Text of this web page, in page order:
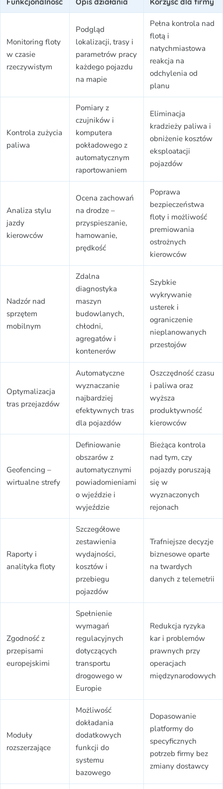
Funkcjonalność Opis działania Korzyść dla firmy
Monitoring floty
w czasie
rzeczywistym
Podgląd
lokalizacji, trasy i
parametrów pracy
każdego pojazdu
na mapie
Pełna kontrola nad
flotą i
natychmiastowa
reakcja na
odchylenia od
planu
Kontrola zużycia
paliwa
Pomiary z
czujników i
komputera
pokładowego z
automatycznym
raportowaniem
Eliminacja
kradzieży paliwa i
obniżenie kosztów
eksploatacji
pojazdów
Analiza stylu
jazdy
kierowców
Ocena zachowań
na drodze –
przyspieszanie,
hamowanie,
prędkość
Poprawa
bezpieczeństwa
floty i możliwość
premiowania
ostrożnych
kierowców
Nadzór nad
sprzętem
mobilnym
Zdalna
diagnostyka
maszyn
budowlanych,
chłodni,
agregatów i
kontenerów
Szybkie
wykrywanie
usterek i
ograniczenie
nieplanowanych
przestojów
Optymalizacja
tras przejazdów
Automatyczne
wyznaczanie
najbardziej
efektywnych tras
dla pojazdów
Oszczędność czasu
i paliwa oraz
wyższa
produktywność
kierowców
Geofencing –
wirtualne strefy
Definiowanie
obszarów z
automatycznymi
powiadomieniami
o wjeździe i
wyjeździe
Bieżąca kontrola
nad tym, czy
pojazdy poruszają
się w
wyznaczonych
rejonach
Raporty i
analityka floty
Szczegółowe
zestawienia
wydajności,
kosztów i
przebiegu
pojazdów
Trafniejsze decyzje
biznesowe oparte
na twardych
danych z telemetrii
Zgodność z
przepisami
europejskimi
Spełnienie
wymagań
regulacyjnych
dotyczących
transportu
drogowego w
Europie
Redukcja ryzyka
kar i problemów
prawnych przy
operacjach
międzynarodowych
Moduły
rozszerzające
Możliwość
dokładania
dodatkowych
funkcji do
systemu
bazowego
Dopasowanie
platformy do
specyficznych
potrzeb firmy bez
zmiany dostawcy